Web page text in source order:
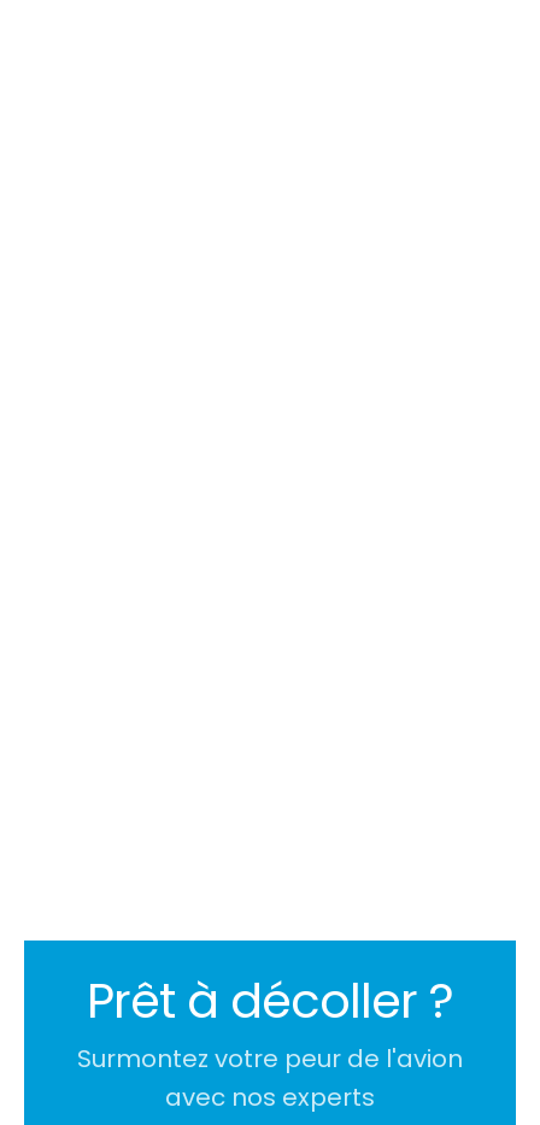
Prêt à décoller ?
Surmontez votre peur de l'avion
avec nos experts